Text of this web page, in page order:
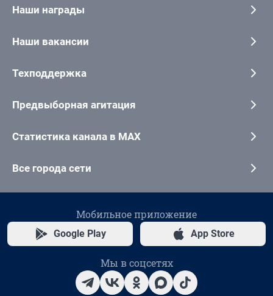
Наши награды
Наши вакансии
Техподдержка
Предвыборная агитация
Статистика канала в MAX
Все города сети
Мобильное приложение
Google Play App Store
Мы в соцсетях